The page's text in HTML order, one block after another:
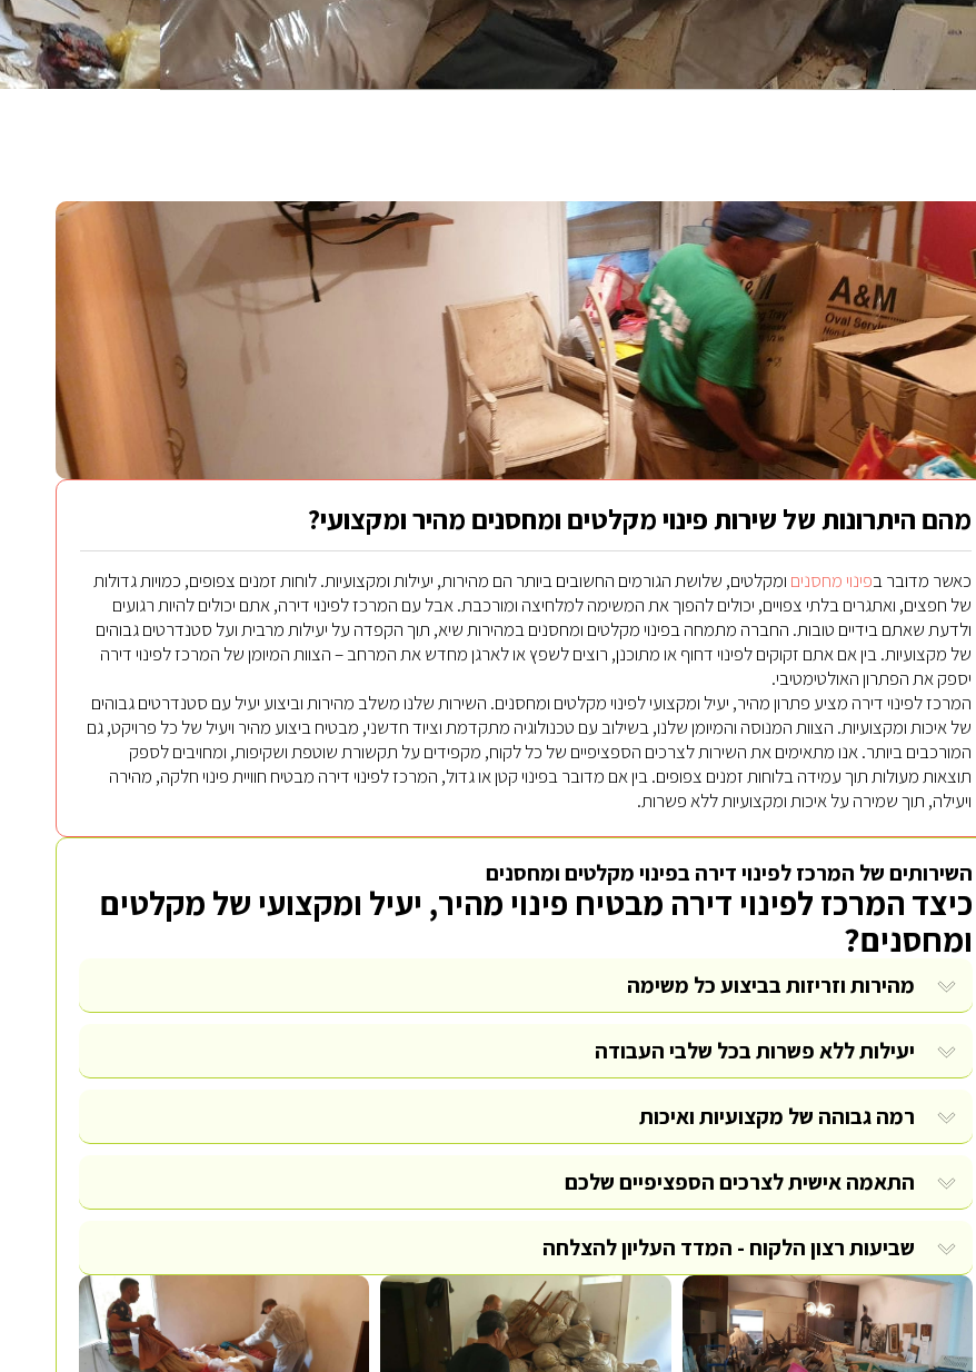
מהם היתרונות של שירות פינוי מקלטים ומחסנים מהיר ומקצועי?
כאשר מדובר בפינוי מחסנים ומקלטים, שלושת הגורמים החשובים ביותר הם מהירות, יעילות ומקצועיות. לוחות זמנים צפופים, כמויות גדולות
של חפצים, ואתגרים בלתי צפויים, יכולים להפוך את המשימה למלחיצה ומורכבת. אבל עם המרכז לפינוי דירה, אתם יכולים להיות רגועים
ולדעת שאתם בידיים טובות. החברה מתמחה בפינוי מקלטים ומחסנים במהירות שיא, תוך הקפדה על יעילות מרבית ועל סטנדרטים גבוהים
של מקצועיות. בין אם אתם זקוקים לפינוי דחוף או מתוכנן, רוצים לשפץ או לארגן מחדש את המרחב – הצוות המיומן של המרכז לפינוי דירה
יספק את הפתרון האולטימטיבי.
המרכז לפינוי דירה מציע פתרון מהיר, יעיל ומקצועי לפינוי מקלטים ומחסנים. השירות שלנו משלב מהירות וביצוע יעיל עם סטנדרטים גבוהים
של איכות ומקצועיות. הצוות המנוסה והמיומן שלנו, בשילוב עם טכנולוגיה מתקדמת וציוד חדשני, מבטיח ביצוע מהיר ויעיל של כל פרויקט, גם
המורכבים ביותר. אנו מתאימים את השירות לצרכים הספציפיים של כל לקוח, מקפידים על תקשורת שוטפת ושקיפות, ומחויבים לספק
תוצאות מעולות תוך עמידה בלוחות זמנים צפופים. בין אם מדובר בפינוי קטן או גדול, המרכז לפינוי דירה מבטיח חוויית פינוי חלקה, מהירה
ויעילה, תוך שמירה על איכות ומקצועיות ללא פשרות.
השירותים של המרכז לפינוי דירה בפינוי מקלטים ומחסנים
כיצד המרכז לפינוי דירה מבטיח פינוי מהיר, יעיל ומקצועי של מקלטים
ומחסנים?
מהירות וזריזות בביצוע כל משימה
יעילות ללא פשרות בכל שלבי העבודה
רמה גבוהה של מקצועיות ואיכות
התאמה אישית לצרכים הספציפיים שלכם
שביעות רצון הלקוח - המדד העליון להצלחה